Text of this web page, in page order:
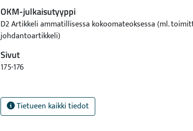
OKM-julkaisutyyppi
D2 Artikkeli ammatillisessa kokoomateoksessa (ml.
johdantoartikkeli)
Sivut
175-176
Tietueen kaikki tiedot